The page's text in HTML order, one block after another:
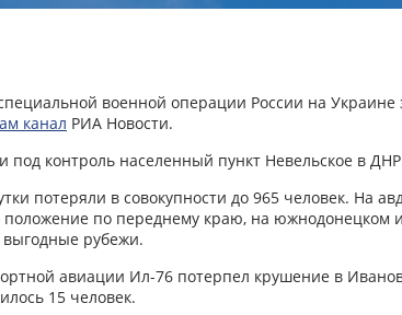
военной операции России на Украине
канал РИА Новости.
под контроль населенный пункт Невельское в
потеряли в совокупности до 965 человек. На
по переднему краю, на южнодонецком и
рубежи.
авиации Ил-76 потерпел крушение в
15 человек.